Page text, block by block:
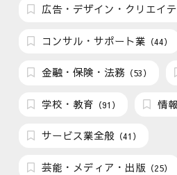
広告・デザイン・クリエイ
コンサル・サポート業 （44）
金融・保険・法務 （53）
学校・教育 （91） 情
サービス業全般 （41）
芸能・メディア・出版 （25）